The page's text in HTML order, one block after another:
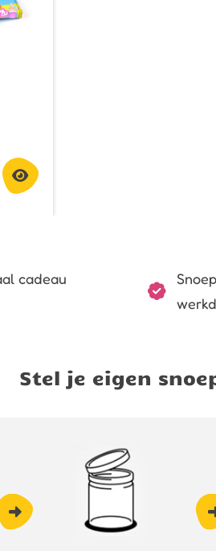
cadeau
Stel je eigen